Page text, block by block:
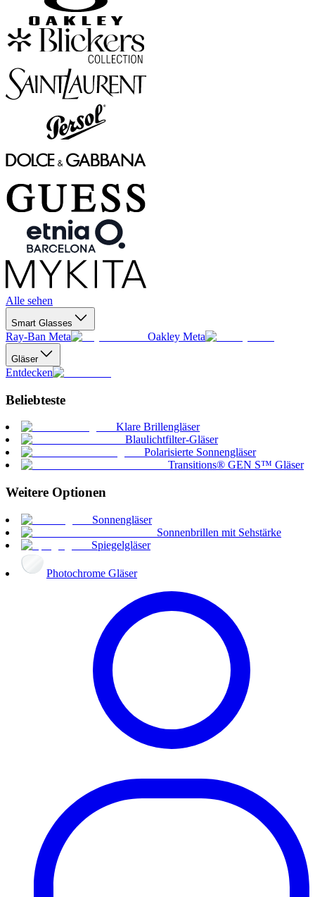
Alle sehen
Smart Glasses
Ray-Ban Meta Oakley Meta
Gläser
Entdecken
Beliebteste
Klare Brillengläser
Blaulichtfilter-Gläser
Polarisierte Sonnengläser
Transitions® GEN S™ Gläser
Weitere Optionen
Sonnengläser
Sonnenbrillen mit Sehstärke
Spiegelgläser
Photochrome Gläser